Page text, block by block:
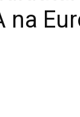
na